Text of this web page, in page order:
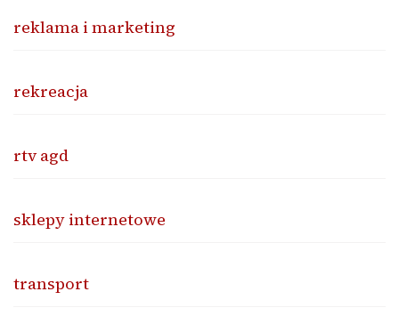
reklama i marketing
rekreacja
rtv agd
sklepy internetowe
transport